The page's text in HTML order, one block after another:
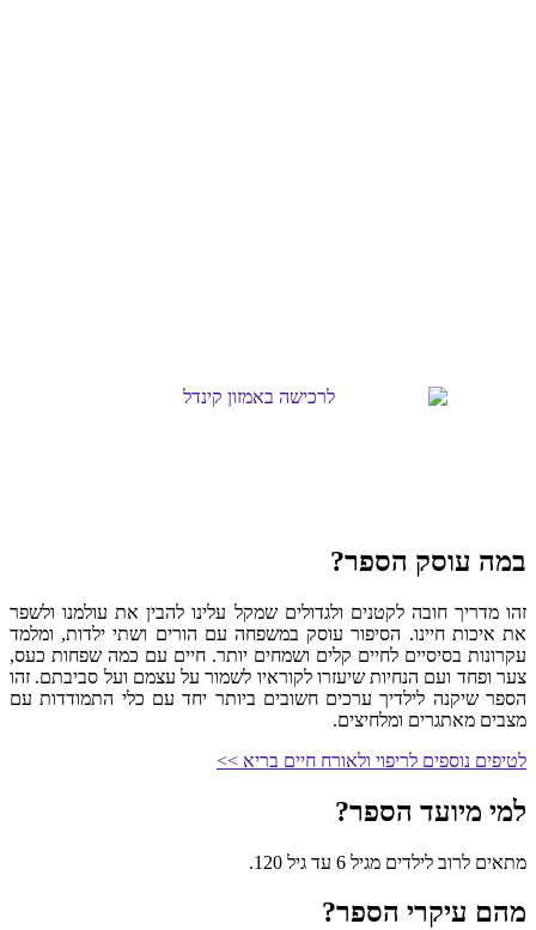
במה עוסק הספר?
זהו מדריך חובה לקטנים ולגדולים שמקל עלינו להבין את עולמנו ולשפר
את איכות חיינו. הסיפור עוסק במשפחה עם הורים ושתי ילדות, ומלמד
עקרונות בסיסיים לחיים קלים ושמחים יותר. חיים עם כמה שפחות כעס,
צער ופחד ועם הנחיות שיעזרו לקוראיו לשמור על עצמם ועל סביבתם. זהו
הספר שיקנה לילדיך ערכים חשובים ביותר יחד עם כלי התמודדות עם
מצבים מאתגרים ומלחיצים.
לטיפים נוספים לריפוי ולאורח חיים בריא >>
למי מיועד הספר?
מתאים לרוב לילדים מגיל 6 עד גיל 120.
מהם עיקרי הספר?